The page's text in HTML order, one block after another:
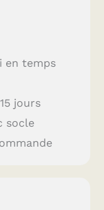
en temps
jours
socle